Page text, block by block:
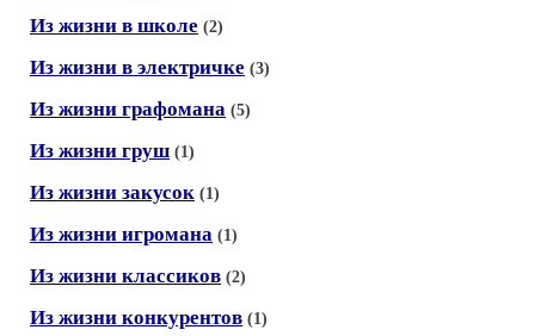
Из жизни в школе (2)
Из жизни в электричке (3)
Из жизни графомана (5)
Из жизни груш (1)
Из жизни закусок (1)
Из жизни игромана (1)
Из жизни классиков (2)
Из жизни конкурентов (1)